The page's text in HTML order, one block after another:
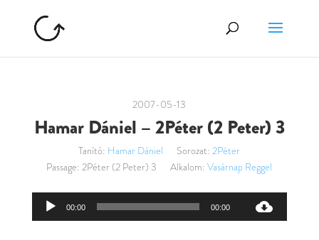
2007-05-13
Hamar Dániel – 2Péter (2 Peter) 3
Tanító: Hamar Dániel Sorozat: 2Péter
Passage: 2Péter (2 Peter) 3 Alkalom: Vasárnap Reggel
Audió
00:00 00:00